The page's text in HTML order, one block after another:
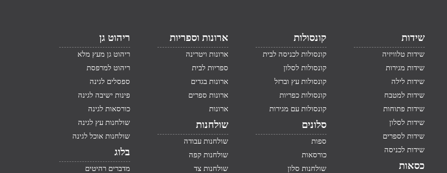
שידות
שידות טלוויזיה
שידות מגירות
שידות לילה
שידות למטבח
שידות פתוחות
שידות לסלון
שידות לספרים
שידות לכניסה
כסאות
קונסולות
קונסולות לכניסה לבית
קונסולות לסלון
קונסולות עץ וברזל
קונסולות כפריות
קונסולות עם מגירות
סלונים
ספות
כורסאות
שולחנות סלון
ארונות וספריות
ארונות ויטרינה
ספריות לבית
ארונות בגדים
ארונות ספרים
ארונות
שולחנות
שולחנות עבודה
שולחנות קפה
שולחנות צד
ריהוט גן
ריהוט גן מעץ מלא
ריהוט למרפסת
ספסלים לגינה
פינות ישיבה לגינה
כורסאות לגינה
שולחנות עץ לגינה
שולחנות אוכל לגינה
בלוג
מדברים רהיטים